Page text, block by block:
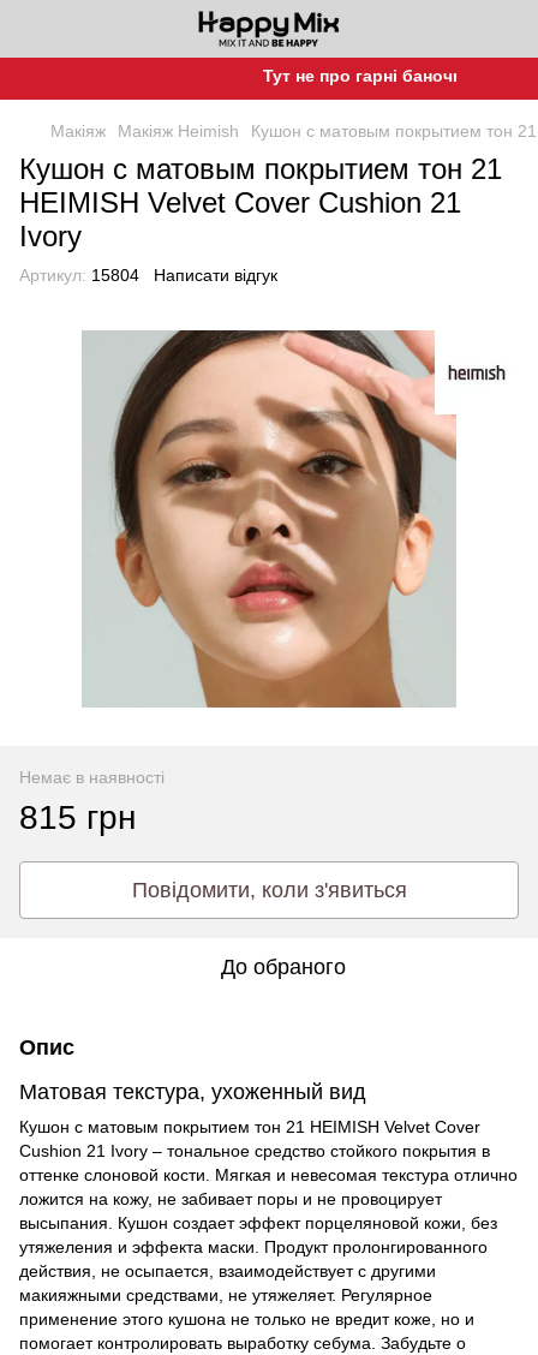
Тут не про гарні баночки, а про
Макіяж Макіяж Heimish Кушон с матовым покрытием тон
Кушон с матовым покрытием тон 21
HEIMISH Velvet Cover Cushion 21
Ivory
Артикул: 15804 Написати відгук
Немає в наявності
815 грн
Повідомити, коли з'явиться
До обраного
Опис
Матовая текстура, ухоженный вид
Кушон с матовым покрытием тон 21 HEIMISH Velvet Cover
Cushion 21 Ivory – тональное средство стойкого покрытия в
оттенке слоновой кости. Мягкая и невесомая текстура отлично
ложится на кожу, не забивает поры и не провоцирует
высыпания. Кушон создает эффект порцеляновой кожи, без
утяжеления и эффекта маски. Продукт пролонгированного
действия, не осыпается, взаимодействует с другими
макияжными средствами, не утяжеляет. Регулярное
применение этого кушона не только не вредит коже, но и
помогает контролировать выработку себума. Забудьте о